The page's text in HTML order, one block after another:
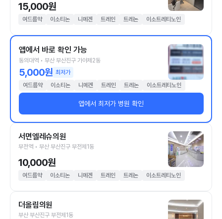
15,000원
여드름약 이소티논 니메겐 트레인 트레논 이소트레티노인
앱에서 바로 확인 가능
동의대역 • 부산 부산진구 가야제2동
5,000원 최저가
여드름약
이소티논 니메겐 트레인 트레논 이소트레티노인
앱에서 최저가 병원 확인
서면엘레슈의원
부전역 • 부산 부산진구 부전제1동
10,000원
여드름약 이소티논 니메겐 트레인 트레논 이소트레티노인
더올림의원
부산 부산진구 부전제1동